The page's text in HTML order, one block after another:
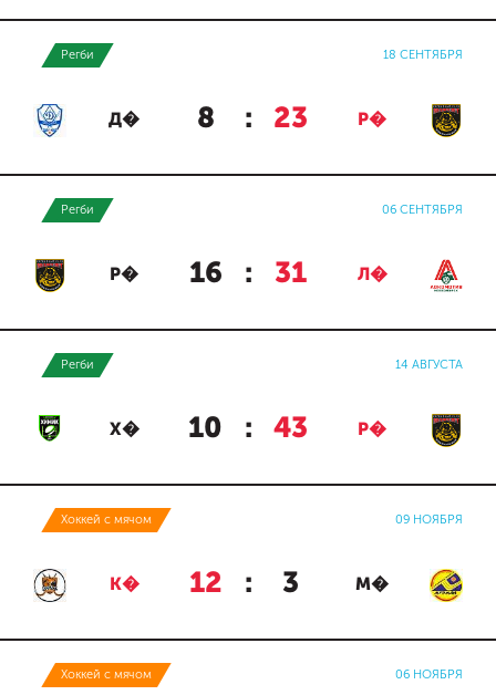
Регби 18 СЕНТЯБРЯ
Д� 8 : 23 Р�
Регби 06 СЕНТЯБРЯ
Р� 16 : 31 Л�
Регби 14 АВГУСТА
Х� 10 : 43 Р�
Хоккей с мячом 09 НОЯБРЯ
К� 12 : 3 М�
Хоккей с мячом 06 НОЯБРЯ